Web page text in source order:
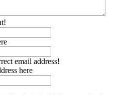
email address!
here